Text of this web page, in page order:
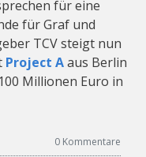
für eine
für Graf und
TCV steigt nun
Project Aaus Berlin
Millionen Euro in
0 Kommentare